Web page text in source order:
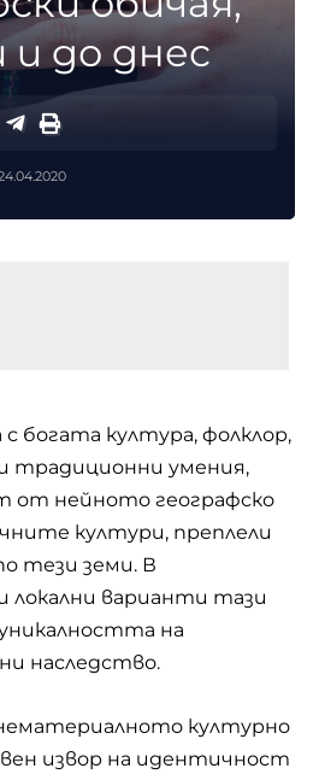
и до днес
богата култура, фолклор,
традиционни умения,
от нейното географско
култури, преплели
тези земи. В
локални варианти тази
на
наследство.
културно
извор на идентичност